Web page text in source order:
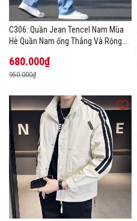
C306: Quần Jean Tencel Nam Mùa
Hè Quần Nam ống Thẳng Và Rộng
680.000₫
950.000₫